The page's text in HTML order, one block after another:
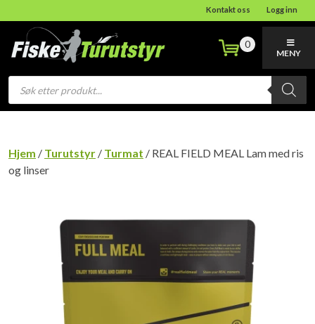
Kontakt oss Logg inn
Products
search
0
MENY
Hjem / Turutstyr / Turmat / REAL FIELD MEAL Lam med ris
og linser